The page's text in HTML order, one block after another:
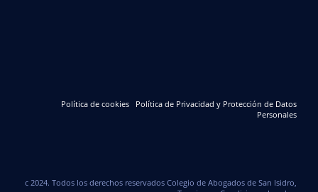
Política de cookies
Política de Privacidad y Protección de Datos
Personales
c 2024. Todos los derechos reservados Colegio de Abogados de San Isidro,